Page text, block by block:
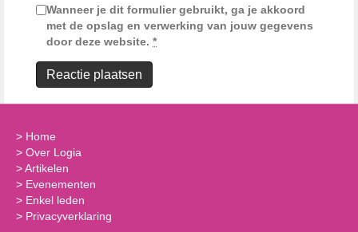
Wanneer je dit formulier gebruikt, ga je akkoord
met de opslag en verwerking van jouw gegevens
door deze website. *
> Home
> Over Logia
>Artikelen
> Evenementen
> Enkel leden
> Privacyverklaring